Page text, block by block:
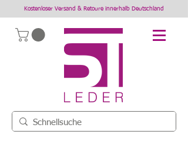
Kostenloser Versand & Retoure innerhalb Deutschland